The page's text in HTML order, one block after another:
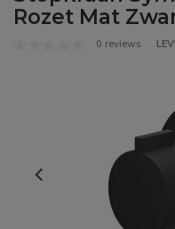
Rozet Mat
0 reviews